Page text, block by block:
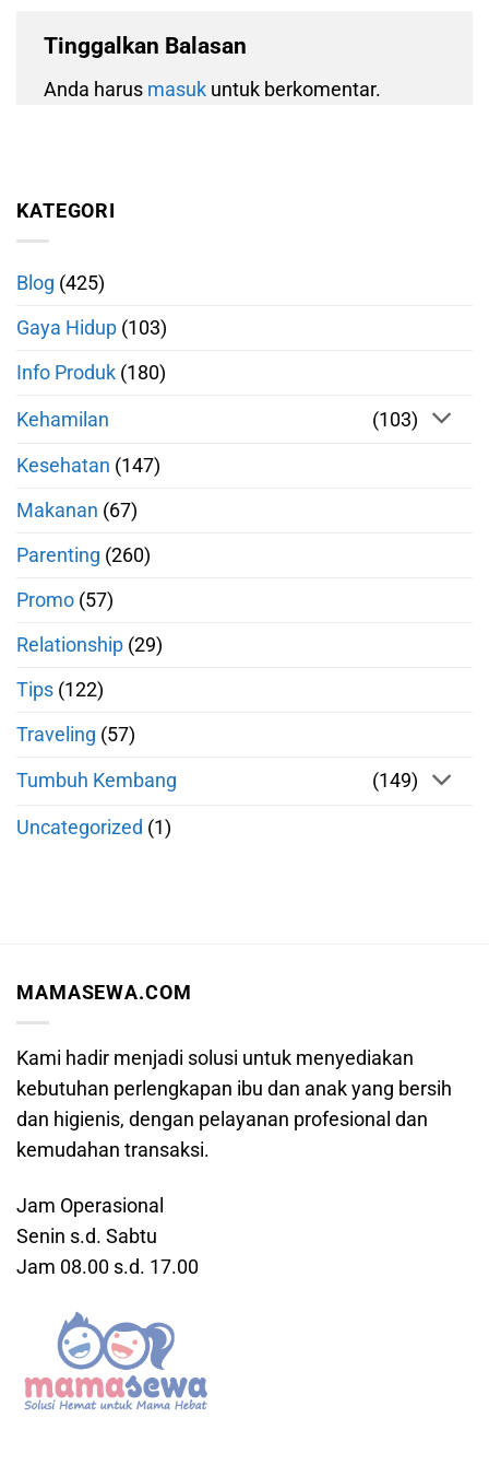
KATEGORI
Blog (425)
Gaya Hidup (103)
Info Produk (180)
Kehamilan (103)
Kesehatan (147)
Makanan (67)
Parenting (260)
Promo (57)
Relationship (29)
Tips (122)
Traveling (57)
Tumbuh Kembang (149)
Uncategorized (1)
Tinggalkan Balasan
Anda harus masuk untuk berkomentar.
MAMASEWA.COM
Kami hadir menjadi solusi untuk menyediakan
kebutuhan perlengkapan ibu dan anak yang bersih
dan higienis, dengan pelayanan profesional dan
kemudahan transaksi.
Jam Operasional
Senin s.d. Sabtu
Jam 08.00 s.d. 17.00